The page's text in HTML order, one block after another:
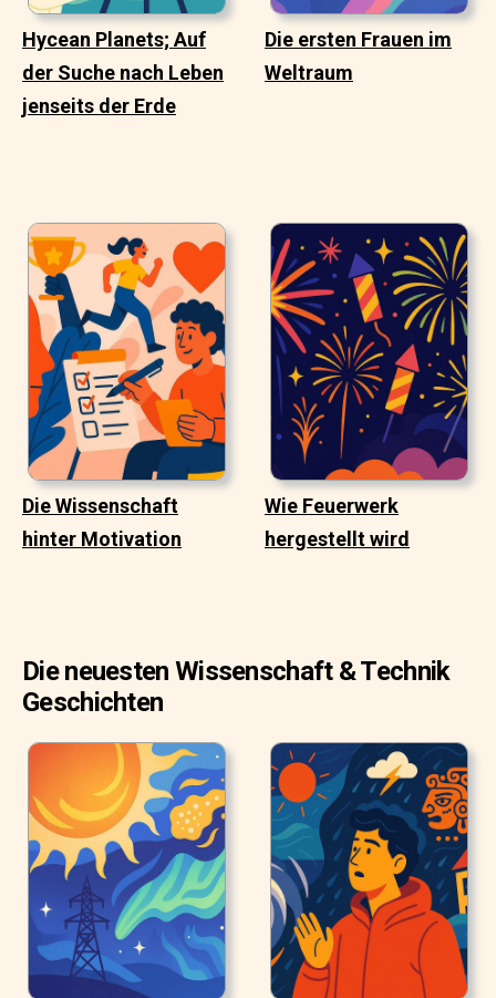
Hycean Planets; Auf
der Suche nach Leben
jenseits der Erde
Die ersten Frauen im
Weltraum
Die Wissenschaft
hinter Motivation
Wie Feuerwerk
hergestellt wird
Die neuesten Wissenschaft & Technik
Geschichten